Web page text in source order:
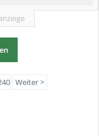
Weiter >